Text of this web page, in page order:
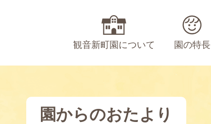
観音新町園について 園の特長
園からのおたより